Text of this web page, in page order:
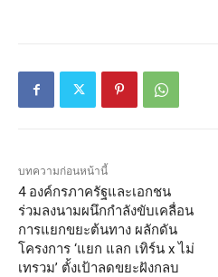
บทความก่อนหน้านี้
4 องค์กรภาครัฐและเอกชน
ร่วมลงนามผนึกกำลังขับเคลื่อน
การแยกขยะต้นทาง ผลักดัน
โครงการ ‘แยก แลก เทิร์น x ไม่
เทรวม’ ตั้งเป้าลดขยะฝังกลบ